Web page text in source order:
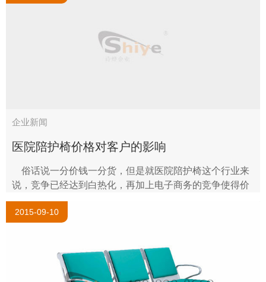
企业新闻
医院陪护椅价格对客户的影响
俗话说一分价钱一分货，但是就医院陪护椅这个行业来
说，竞争已经达到白热化，再加上电子商务的竞争使得价
格非常透明，顾客的选择性比较多。这就对我们医院陪护
椅生产销售企..
2015-09-10